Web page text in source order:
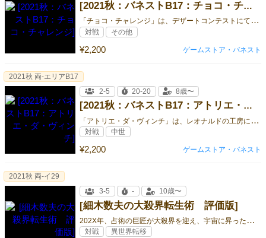
[2021秋：バネストB17：チョコ・チャレンジ]
「
チョコ・チャレンジ」は、デザートコンテストにて、適切なタイミングでリスクを図りながら、ケーキを完成させていくゲームです。
¥2,200
対戦 その他
ゲームストア・バネスト
[2021秋：バネストB17：アトリエ・ダ・ヴィンチ]
「
アトリエ・ダ・ヴィンチ」は、レオナルドの工房に入り、作品を描いたり完成させ、評価を獲得して業績を達成させます。
¥2,200
2021秋 両-エリアB17
2-5
20-20 8歳〜
対戦 中世
ゲームストア・バネスト
[細木数夫の大殺界転生術 評価版]
2
02X年、占術の巨匠が大殺界を迎え、宇宙に昇った。地上に残された占術師：細木数夫は、巨匠のより良い転生が叶うよう、術式を..
2021秋 両-イ29
3-5
- 10歳〜
対戦 異世界転移